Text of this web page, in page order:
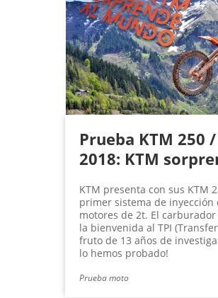
Prueba KTM 250 /
2018: KTM
KTM presenta con sus KTM
primer sistema de inyección
motores de 2t. El
la bienvenida al TPI
fruto de 13 años de
lo hemos probado!
Prueba moto